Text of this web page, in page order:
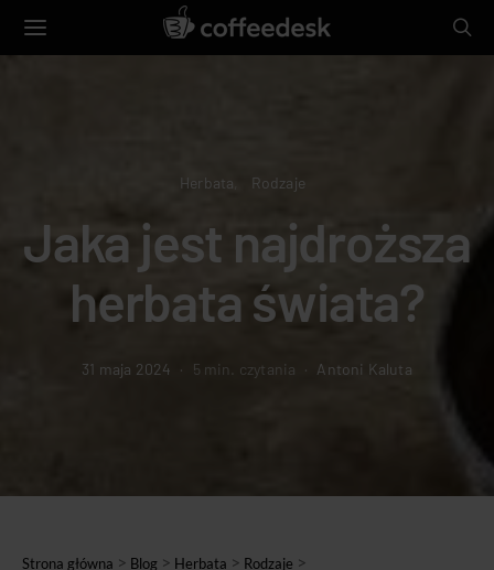
Herbata Rodzaje
Jaka jest najdroższa
herbata świata?
31 maja 2024 5 min. czytania Antoni Kaluta
Strona główna > Blog > Herbata > Rodzaje >